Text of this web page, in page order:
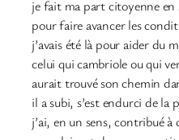
je fait ma part citoyenne en
pour faire avancer les
j’avais été là pour aider du
celui qui cambriole ou qui
aurait trouvé son chemin
il a subi, s’est endurci de la
j’ai, en un sens, contribué